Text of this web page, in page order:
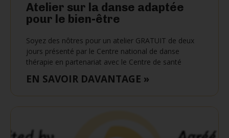
Atelier sur la danse adaptée
pour le bien-être
Soyez des nôtres pour un atelier GRATUIT de deux
jours présenté par le Centre national de danse
thérapie en partenariat avec le Centre de santé
EN SAVOIR DAVANTAGE »